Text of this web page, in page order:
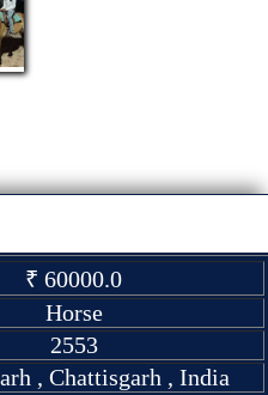
₹ 60000.0
Horse
2553
, Chattisgarh , India